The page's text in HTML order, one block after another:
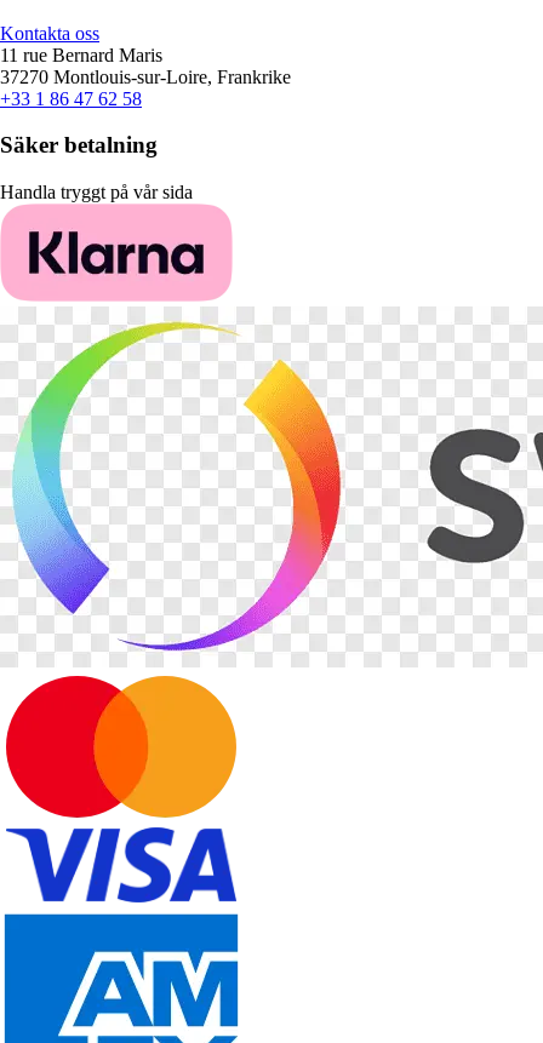
Kontakta oss
11 rue Bernard Maris
37270 Montlouis-sur-Loire, Frankrike
+33 1 86 47 62 58
Säker betalning
Handla tryggt på vår sida